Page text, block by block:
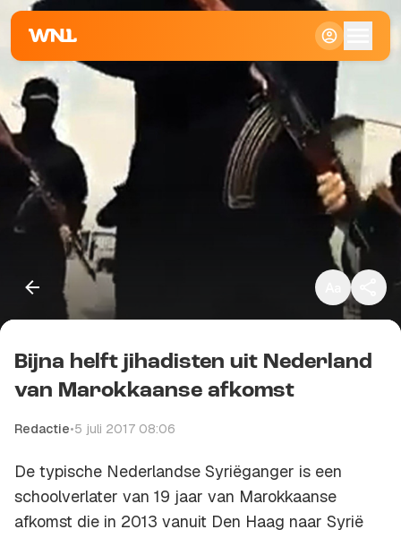
Standaard
Kopieer link
Bijna helft jihadisten uit Nederland
van Marokkaanse afkomst
Redactie•5 juli 2017 08:06
De typische Nederlandse Syriëganger is een
schoolverlater van 19 jaar van Marokkaanse
afkomst die in 2013 vanuit Den Haag naar Syrië